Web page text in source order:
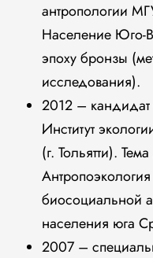
антропологии
Население Юго-
эпоху бронзы
исследования).
2012 – кандидат
Институт
(г. Тольятти).
биосоциальной
населения юга
2007 –